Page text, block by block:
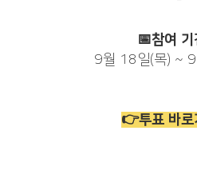
📅참여
9월 18일(목) ~
👉투표 바로